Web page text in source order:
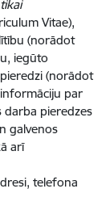
Vitae),
(norādot
iegūto
(norādot
par
darba pieredzes
galvenos
arī
telefona